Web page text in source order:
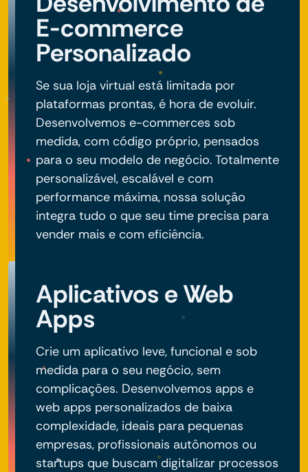
E-commerce
Personalizado
Se sua loja virtual está limitada por
plataformas prontas, é hora de evoluir.
Desenvolvemos e-commerces sob
medida, com código próprio, pensados
para o seu modelo de negócio. Totalmente
personalizável, escalável e com
performance máxima, nossa solução
integra tudo o que seu time precisa para
vender mais e com eficiência.
Aplicativos e Web
Apps
Crie um aplicativo leve, funcional e sob
medida para o seu negócio, sem
complicações. Desenvolvemos apps e
web apps personalizados de baixa
complexidade, ideais para pequenas
empresas, profissionais autônomos ou
startups que buscam digitalizar processos